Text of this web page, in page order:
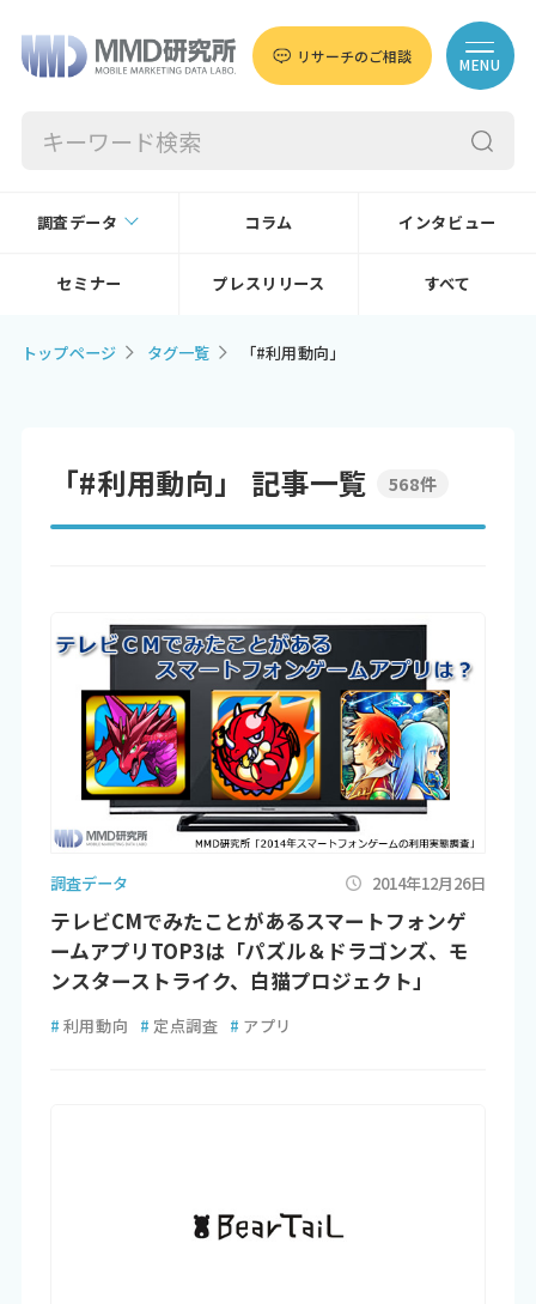
リサーチのご相談 MENU
調査データ コラム インタビュー
セミナー プレスリリース すべて
トップページ タグ一覧 「#利用動向」
「#利用動向」 記事一覧 568件
調査データ 2014年12月26日
テレビCMでみたことがあるスマートフォンゲ
ームアプリTOP3は「パズル＆ドラゴンズ、モ
ンスターストライク、白猫プロジェクト」
# 利用動向 # 定点調査 # アプリ